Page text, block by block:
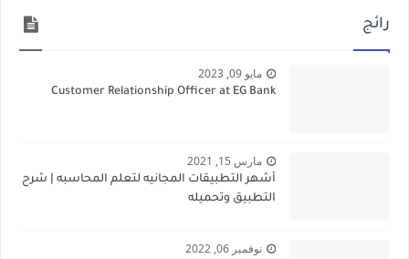
رائج
مايو 09, 2023
Customer Relationship Officer at EG Bank
مارس 15, 2021
أشهر التطبيقات المجانيه لتعلم المحاسبه | شرح
التطبيق وتحميله
نوفمبر 06, 2022